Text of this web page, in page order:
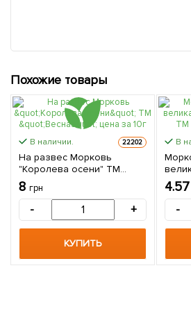
Похожие товары
В наличии. 22202
На развес Морковь
"Королева осени" ТМ
"Весна" цена за 10г
8 грн
- +
КУПИТЬ
В
ТМ
4.57
-